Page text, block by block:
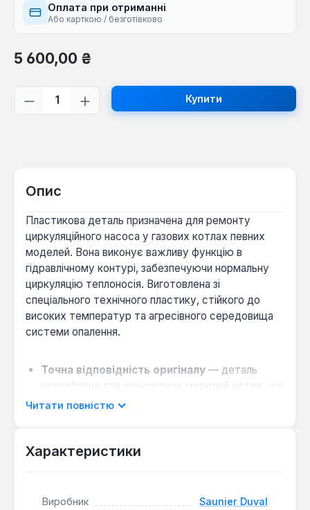
Оплата при отриманні
Або карткою / безготівково
Звичайна ціна:
5 600,00 ₴
Кількість товару: Введіть потрібну
Купити
Опис
Пластикова деталь призначена для ремонту
циркуляційного насоса у газових котлах певних
моделей. Вона виконує важливу функцію в
гідравлічному контурі, забезпечуючи нормальну
циркуляцію теплоносія. Виготовлена зі
спеціального технічного пластику, стійкого до
високих температур та агресівного середовища
системи опалення.
Точна відповідність оригіналу — деталь
розроблена для конкретних моделей котлів, що
гарантує ідеальну посадку та сумісність із
міцність і форму під постійним впливом гарячої
швидко замінити зношену або пошкоджену
Читати повністю
Характеристики
Виробник Saunier Duval